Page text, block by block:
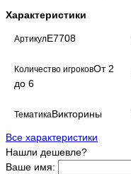
Характеристики
АртикулE7708
Количество игроковОт 2
до 6
ТематикаВикторины
Все характеристики
Нашли дешевле?
Ваше имя: